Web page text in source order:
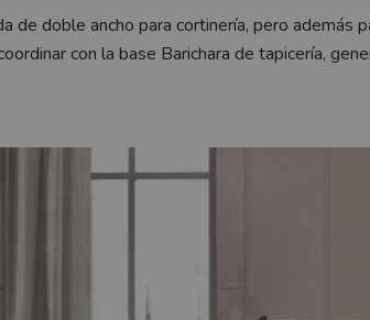
de doble ancho para cortinería, pero además
con la base Barichara de tapicería,